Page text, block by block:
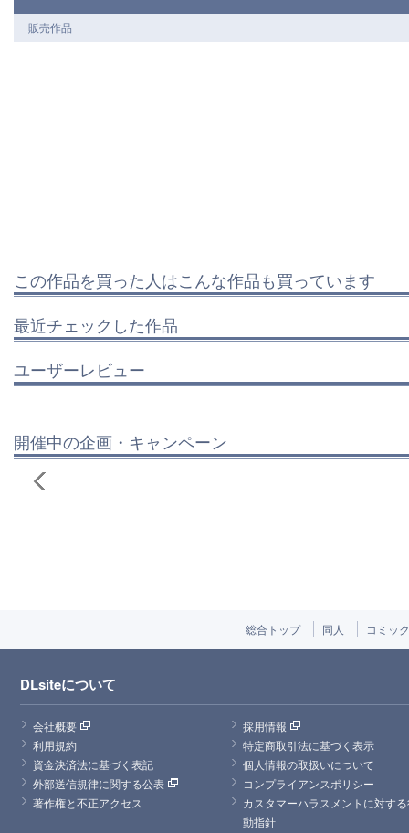
販売作品
この作品を買った人はこんな作品も買っています
最近チェックした作品
ユーザーレビュー
開催中の企画・キャンペーン
総合トップ 同人 コミッ
DLsiteについて
会社概要
採用情報
利用規約
特定商取引法に基づく表示
資金決済法に基づく表記
個人情報の取扱いについて
外部送信規律に関する公表
コンプライアンスポリシー
著作権と不正アクセス
カスタマーハラスメントに対す
動指針